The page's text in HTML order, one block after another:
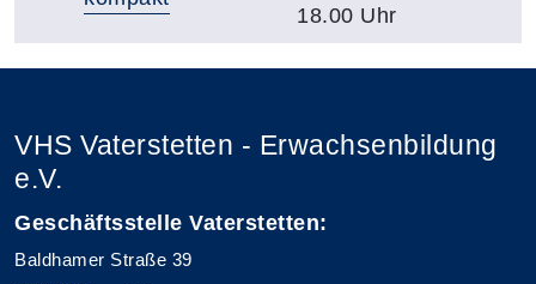
18.00 Uhr
VHS Vaterstetten - Erwachsenbildung
e.V.
Geschäftsstelle Vaterstetten:
Baldhamer Straße 39